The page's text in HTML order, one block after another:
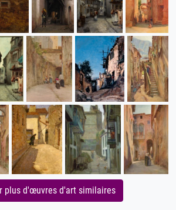
plus d'œuvres d'art similaires